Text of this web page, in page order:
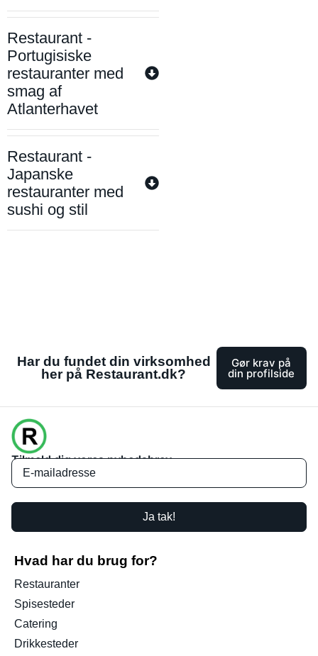
Restaurant -
Portugisiske
restauranter med
smag af
Atlanterhavet
Restaurant -
Japanske
restauranter med
sushi og stil
Har du fundet din virksomhed
her på Restaurant.dk?
Gør krav på
din profilside
Tilmeld dig vores nyhedsbrev
Ja tak!
Hvad har du brug for?
Restauranter
Spisesteder
Catering
Drikkesteder